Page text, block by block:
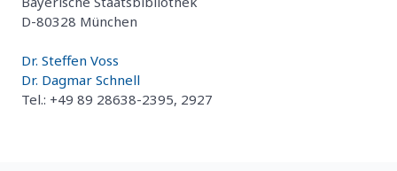
D-80328 München
Dr. Steffen Voss
Dr. Dagmar Schnell
Tel.: +49 89 28638-2395, 2927